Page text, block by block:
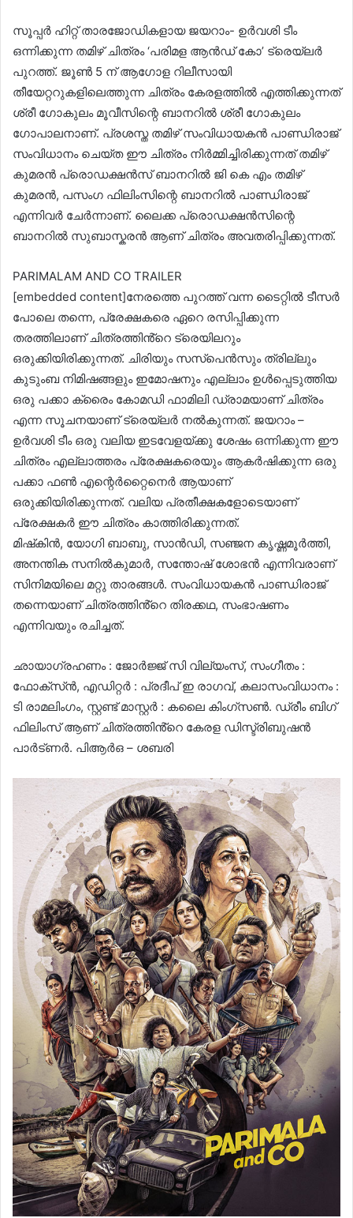
സൂപ്പർ ഹിറ്റ് താരജോഡികളായ ജയറാം- ഉർവശി ടീം
ഒന്നിക്കുന്ന തമിഴ് ചിത്രം ‘പരിമള ആൻഡ് കോ’ ട്രെയ്‌ലർ
പുറത്ത്. ജൂൺ 5 ന് ആഗോള റിലീസായി
തീയേറ്ററുകളിലെത്തുന്ന ചിത്രം കേരളത്തിൽ എത്തിക്കുന്നത്
ശ്രീ ഗോകുലം മൂവീസിന്റെ ബാനറിൽ ശ്രീ ഗോകുലം
ഗോപാലനാണ്. പ്രശസ്ത തമിഴ് സംവിധായകൻ പാണ്ഡിരാജ്‌
സംവിധാനം ചെയ്ത ഈ ചിത്രം നിർമ്മിച്ചിരിക്കുന്നത് തമിഴ്
കുമരൻ പ്രൊഡക്ഷൻസ് ബാനറിൽ ജി കെ എം തമിഴ്
കുമരൻ, പസംഗ ഫിലിംസിന്റെ ബാനറിൽ പാണ്ഡിരാജ്‌
എന്നിവർ ചേർന്നാണ്. ലൈക്ക പ്രൊഡക്ഷൻസിന്റെ
ബാനറിൽ സുബാസ്കരൻ ആണ് ചിത്രം അവതരിപ്പിക്കുന്നത്.
PARIMALAM AND CO TRAILER
[embedded content]നേരത്തെ പുറത്ത് വന്ന ടൈറ്റിൽ ടീസർ
പോലെ തന്നെ, പ്രേക്ഷകരെ ഏറെ രസിപ്പിക്കുന്ന
തരത്തിലാണ് ചിത്രത്തിൻ്റെ ട്രെയിലറും
ഒരുക്കിയിരിക്കുന്നത്. ചിരിയും സസ്പെൻസും ത്രില്ലും
കുടുംബ നിമിഷങ്ങളും ഇമോഷനും എല്ലാം ഉൾപ്പെടുത്തിയ
ഒരു പക്കാ ക്രൈം കോമഡി ഫാമിലി ഡ്രാമയാണ് ചിത്രം
എന്ന സൂചനയാണ് ട്രെയ്‌ലർ നൽകുന്നത്. ജയറാം –
ഉർവശി ടീം ഒരു വലിയ ഇടവേളയ്ക്കു ശേഷം ഒന്നിക്കുന്ന ഈ
ചിത്രം എല്ലാത്തരം പ്രേക്ഷകരെയും ആകർഷിക്കുന്ന ഒരു
പക്കാ ഫൺ എന്റെർറ്റൈനെർ ആയാണ്
ഒരുക്കിയിരിക്കുന്നത്. വലിയ പ്രതീക്ഷകളോടെയാണ്
പ്രേക്ഷകർ ഈ ചിത്രം കാത്തിരിക്കുന്നത്.
മിഷ്‌കിൻ, യോഗി ബാബു, സാൻഡി, സഞ്ജന കൃഷ്ണമൂർത്തി,
അനന്തിക സനിൽകുമാർ, സന്തോഷ് ശോഭൻ എന്നിവരാണ്
സിനിമയിലെ മറ്റു താരങ്ങൾ. സംവിധായകൻ പാണ്ഡിരാജ്‌
തന്നെയാണ് ചിത്രത്തിൻ്റെ തിരക്കഥ, സംഭാഷണം
എന്നിവയും രചിച്ചത്.
ഛായാഗ്രഹണം : ജോർജ്ജ് സി വില്യംസ്, സംഗീതം :
ഫോക്സ്ൻ, എഡിറ്റർ : പ്രദീപ് ഇ രാഗവ്, കലാസംവിധാനം :
ടി രാമലിംഗം, സ്റ്റണ്ട് മാസ്റ്റർ : കലൈ കിംഗ്സൺ. ഡ്രീം ബിഗ്
ഫിലിംസ് ആണ് ചിത്രത്തിൻ്റെ കേരള ഡിസ്ട്രിബുഷൻ
പാർട്ണർ. പിആർഒ – ശബരി